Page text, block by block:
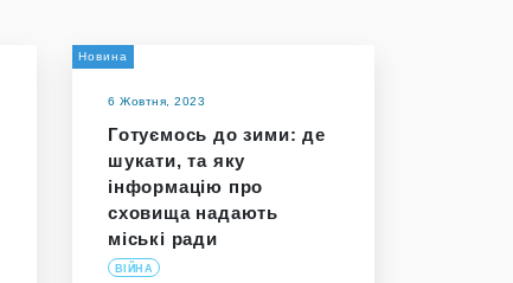
Новина
6 Жовтня, 2023
Готуємось до зими: де
шукати, та яку
інформацію про
сховища надають
міські ради
ВІЙНА